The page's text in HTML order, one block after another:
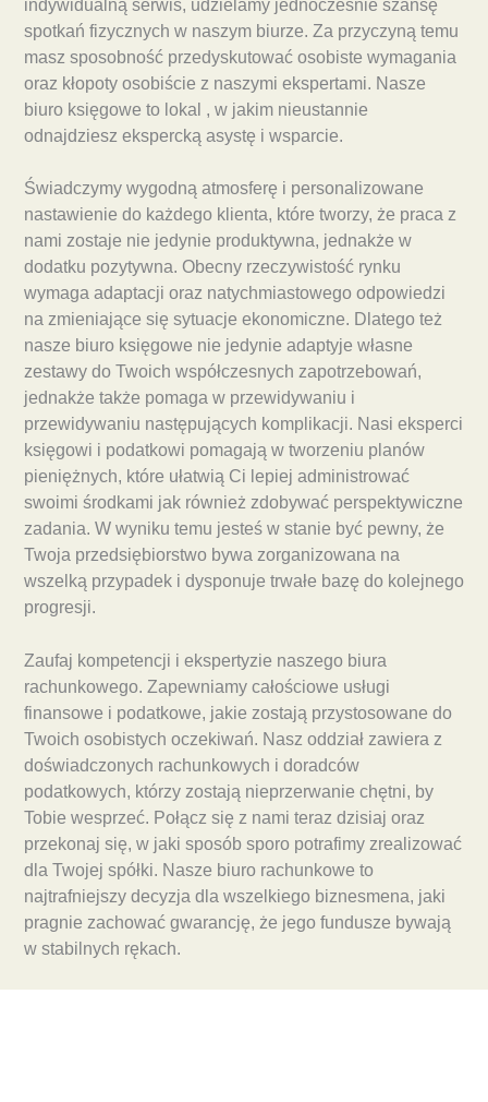
indywidualną serwis, udzielamy jednocześnie szansę
spotkań fizycznych w naszym biurze. Za przyczyną temu
masz sposobność przedyskutować osobiste wymagania
oraz kłopoty osobiście z naszymi ekspertami. Nasze
biuro księgowe to lokal , w jakim nieustannie
odnajdziesz ekspercką asystę i wsparcie.
Świadczymy wygodną atmosferę i personalizowane
nastawienie do każdego klienta, które tworzy, że praca z
nami zostaje nie jedynie produktywna, jednakże w
dodatku pozytywna. Obecny rzeczywistość rynku
wymaga adaptacji oraz natychmiastowego odpowiedzi
na zmieniające się sytuacje ekonomiczne. Dlatego też
nasze biuro księgowe nie jedynie adaptyje własne
zestawy do Twoich współczesnych zapotrzebowań,
jednakże także pomaga w przewidywaniu i
przewidywaniu następujących komplikacji. Nasi eksperci
księgowi i podatkowi pomagają w tworzeniu planów
pieniężnych, które ułatwią Ci lepiej administrować
swoimi środkami jak również zdobywać perspektywiczne
zadania. W wyniku temu jesteś w stanie być pewny, że
Twoja przedsiębiorstwo bywa zorganizowana na
wszelką przypadek i dysponuje trwałe bazę do kolejnego
progresji.
Zaufaj kompetencji i ekspertyzie naszego biura
rachunkowego. Zapewniamy całościowe usługi
finansowe i podatkowe, jakie zostają przystosowane do
Twoich osobistych oczekiwań. Nasz oddział zawiera z
doświadczonych rachunkowych i doradców
podatkowych, którzy zostają nieprzerwanie chętni, by
Tobie wesprzeć. Połącz się z nami teraz dzisiaj oraz
przekonaj się, w jaki sposób sporo potrafimy zrealizować
dla Twojej spółki. Nasze biuro rachunkowe to
najtrafniejszy decyzja dla wszelkiego biznesmena, jaki
pragnie zachować gwarancję, że jego fundusze bywają
w stabilnych rękach.